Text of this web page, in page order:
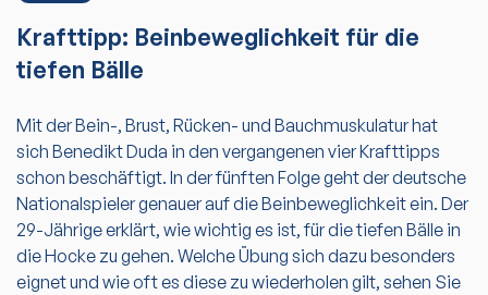
Krafttipp: Beinbeweglichkeit für die
tiefen Bälle
Mit der Bein-, Brust, Rücken- und Bauchmuskulatur hat
sich Benedikt Duda in den vergangenen vier Krafttipps
schon beschäftigt. In der fünften Folge geht der deutsche
Nationalspieler genauer auf die Beinbeweglichkeit ein. Der
29-Jährige erklärt, wie wichtig es ist, für die tiefen Bälle in
die Hocke zu gehen. Welche Übung sich dazu besonders
eignet und wie oft es diese zu wiederholen gilt, sehen Sie